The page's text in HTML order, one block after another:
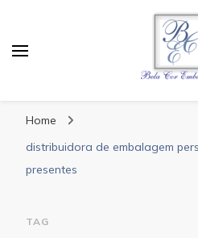
Home
distribuidora de embalagem
presentes
TAG